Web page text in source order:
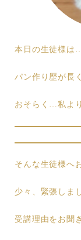
本日の生徒様は…
パン作り歴が長
おそらく…私よ
そんな生徒様へ
少々、緊張しま
受講理由をお聞